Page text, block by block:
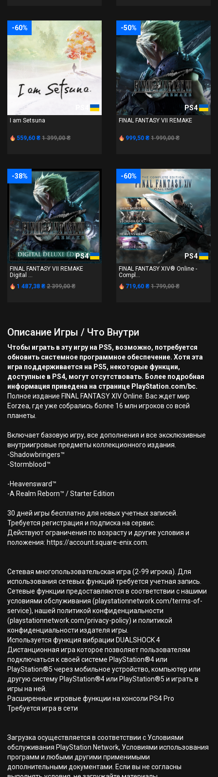
-60%
PS4
I am Setsuna
559,60 ₴ 1 399,00 ₴
-50%
PS4
FINAL FANTASY VII REMAKE
999,50 ₴ 1 999,00 ₴
-38%
PS4
FINAL FANTASY VII REMAKE
Digital ...
1 487,38 ₴ 2 399,00 ₴
-60%
PS4
FINAL FANTASY XIV® Online -
Compl...
719,60 ₴ 1 799,00 ₴
Описание Игры / Что Внутри
Чтобы играть в эту игру на PS5, возможно, потребуется
обновить системное программное обеспечение. Хотя эта
игра поддерживается на PS5, некоторые функции,
доступные в PS4, могут отсутствовать. Более подробная
информация приведена на странице PlayStation.com/bc.
Полное издание FINAL FANTASY XIV Online. Вас ждет мир
Eorzea, где уже собрались более 16 млн игроков со всей
планеты.
Включает базовую игру, все дополнения и все эксклюзивные
внутриигровые предметы коллекционного издания.
-Shadowbringers™
-Stormblood™
-Heavensward™
-A Realm Reborn™ / Starter Edition
30 дней игры бесплатно для новых учетных записей.
Требуется регистрация и подписка на сервис.
Действуют ограничения по возрасту и другие условия и
положения: https://account.square-enix.com.
Сетевая многопользовательская игра (2-99 игрока). Для
использования сетевых функций требуется учетная запись.
Сетевые функции предоставляются в соответствии с нашими
условиями обслуживания (playstationnetwork.com/terms-of-
service), нашей политикой конфиденциальности
(playstationnetwork.com/privacy-policy) и политикой
конфиденциальности издателя игры.
Используется функция вибрации DUALSHOCK 4
Дистанционная игра которое позволяет пользователям
подключаться к своей системе PlayStation®4 или
PlayStation®5 через мобильное устройство, компьютер или
другую систему PlayStation®4 или PlayStation®5 и играть в
игры на ней.
Расширенные игровые функции на консоли PS4 Pro
Требуется игра в сети
Загрузка осуществляется в соответствии с Условиями
обслуживания PlayStation Network, Условиями использования
программ и любыми другими применимыми
дополнительными документами. Если вы не согласны